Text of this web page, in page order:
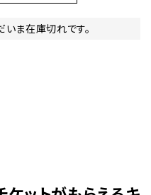
いま在庫切れです。